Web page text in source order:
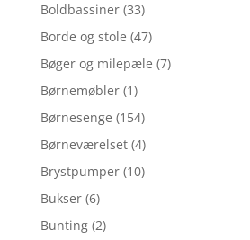
Boldbassiner (33)
Borde og stole (47)
Bøger og milepæle (7)
Børnemøbler (1)
Børnesenge (154)
Børneværelset (4)
Brystpumper (10)
Bukser (6)
Bunting (2)